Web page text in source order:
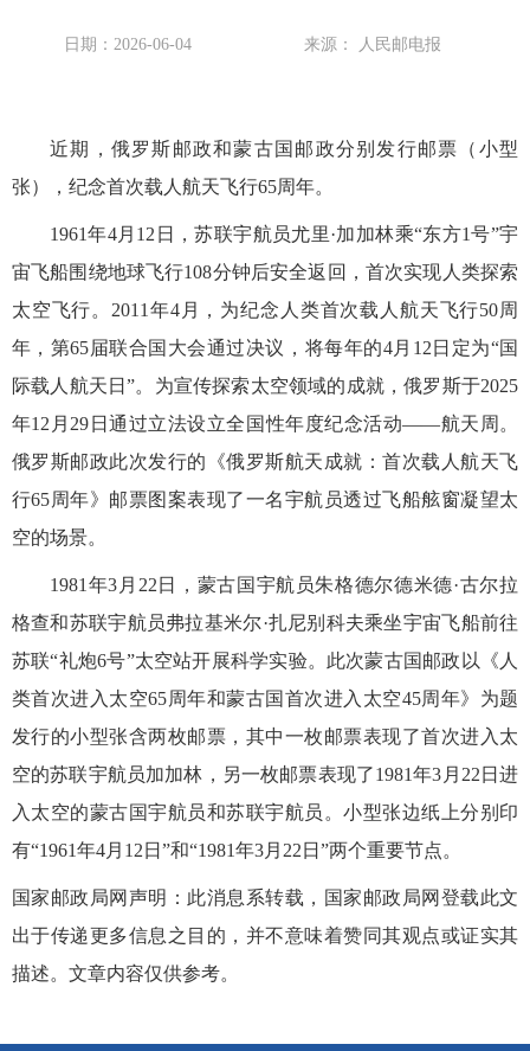
日期：2026-06-04 来源： 人民邮电报
近期，俄罗斯邮政和蒙古国邮政分别发行邮票（小型
张），纪念首次载人航天飞行65周年。
1961年4月12日，苏联宇航员尤里·加加林乘“东方1号”宇
宙飞船围绕地球飞行108分钟后安全返回，首次实现人类探索
太空飞行。2011年4月，为纪念人类首次载人航天飞行50周
年，第65届联合国大会通过决议，将每年的4月12日定为“国
际载人航天日”。为宣传探索太空领域的成就，俄罗斯于2025
年12月29日通过立法设立全国性年度纪念活动——航天周。
俄罗斯邮政此次发行的《俄罗斯航天成就：首次载人航天飞
行65周年》邮票图案表现了一名宇航员透过飞船舷窗凝望太
空的场景。
1981年3月22日，蒙古国宇航员朱格德尔德米德·古尔拉
格查和苏联宇航员弗拉基米尔·扎尼别科夫乘坐宇宙飞船前往
苏联“礼炮6号”太空站开展科学实验。此次蒙古国邮政以《人
类首次进入太空65周年和蒙古国首次进入太空45周年》为题
发行的小型张含两枚邮票，其中一枚邮票表现了首次进入太
空的苏联宇航员加加林，另一枚邮票表现了1981年3月22日进
入太空的蒙古国宇航员和苏联宇航员。小型张边纸上分别印
有“1961年4月12日”和“1981年3月22日”两个重要节点。
国家邮政局网声明：此消息系转载，国家邮政局网登载此文
出于传递更多信息之目的，并不意味着赞同其观点或证实其
描述。文章内容仅供参考。